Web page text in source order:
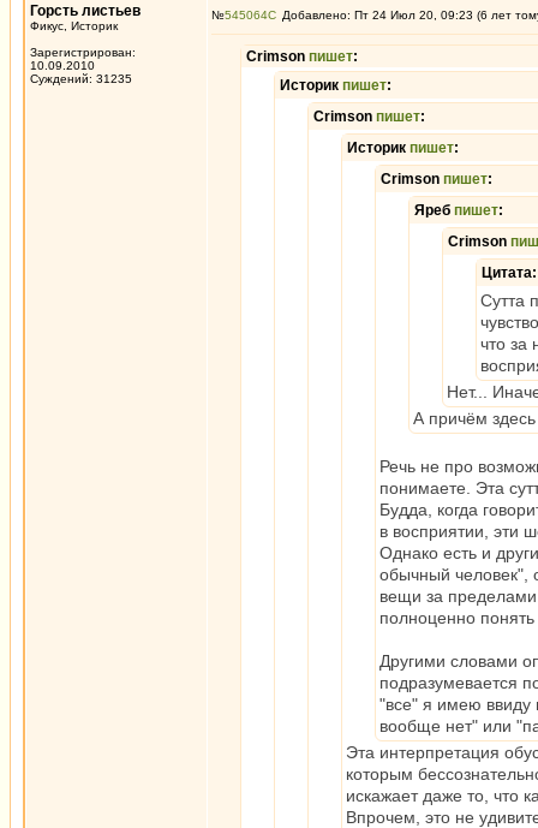
Горсть листьев
Фикус, Историк
Зарегистрирован:
10.09.2010
Суждений: 31235
№545064 Добавлено: Пт 24 Июл 20, 09:23 (6 лет
Crimson пишет:
Историк пишет:
Crimson пишет:
Историк пишет:
Crimson пишет:
Яреб пишет:
Crimson
Цитата:
Сутта
что за
Нет...
А причём здесь
Речь не про
понимаете. Эта
Будда, когда
в восприятии, эти
Однако есть и
обычный человек",
вещи за
полноценно
Другими словами
подразумевается
"все" я имею ввиду
вообще нет" или
Эта интерпретация
которым
искажает даже то, что
Впрочем, это не